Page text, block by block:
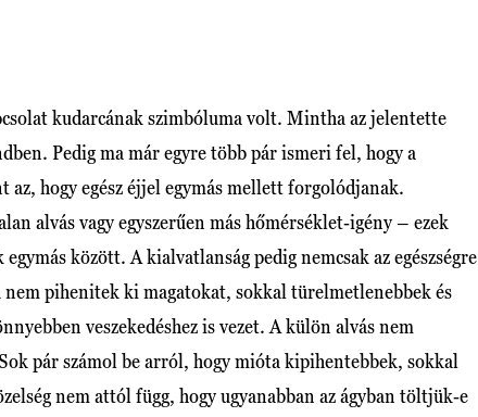
kudarcának szimbóluma volt. Mintha az jelentette
Pedig ma már egyre több pár ismeri fel, hogy a
az, hogy egész éjjel egymás mellett forgolódjanak.
alvás vagy egyszerűen más hőmérséklet-igény – ezek
között. A kialvatlanság pedig nemcsak az egészségre
nem pihenitek ki magatokat, sokkal türelmetlenebbek és
veszekedéshez is vezet. A külön alvás nem
pár számol be arról, hogy mióta kipihentebbek, sokkal
nem attól függ, hogy ugyanabban az ágyban töltjük-e